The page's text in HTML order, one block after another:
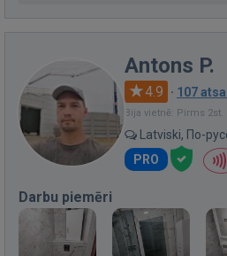
Antons P.
4.9 · 107
Bija vietnē: Pirms 2st.
Latviski, По-
PRO
Darbu piemēri